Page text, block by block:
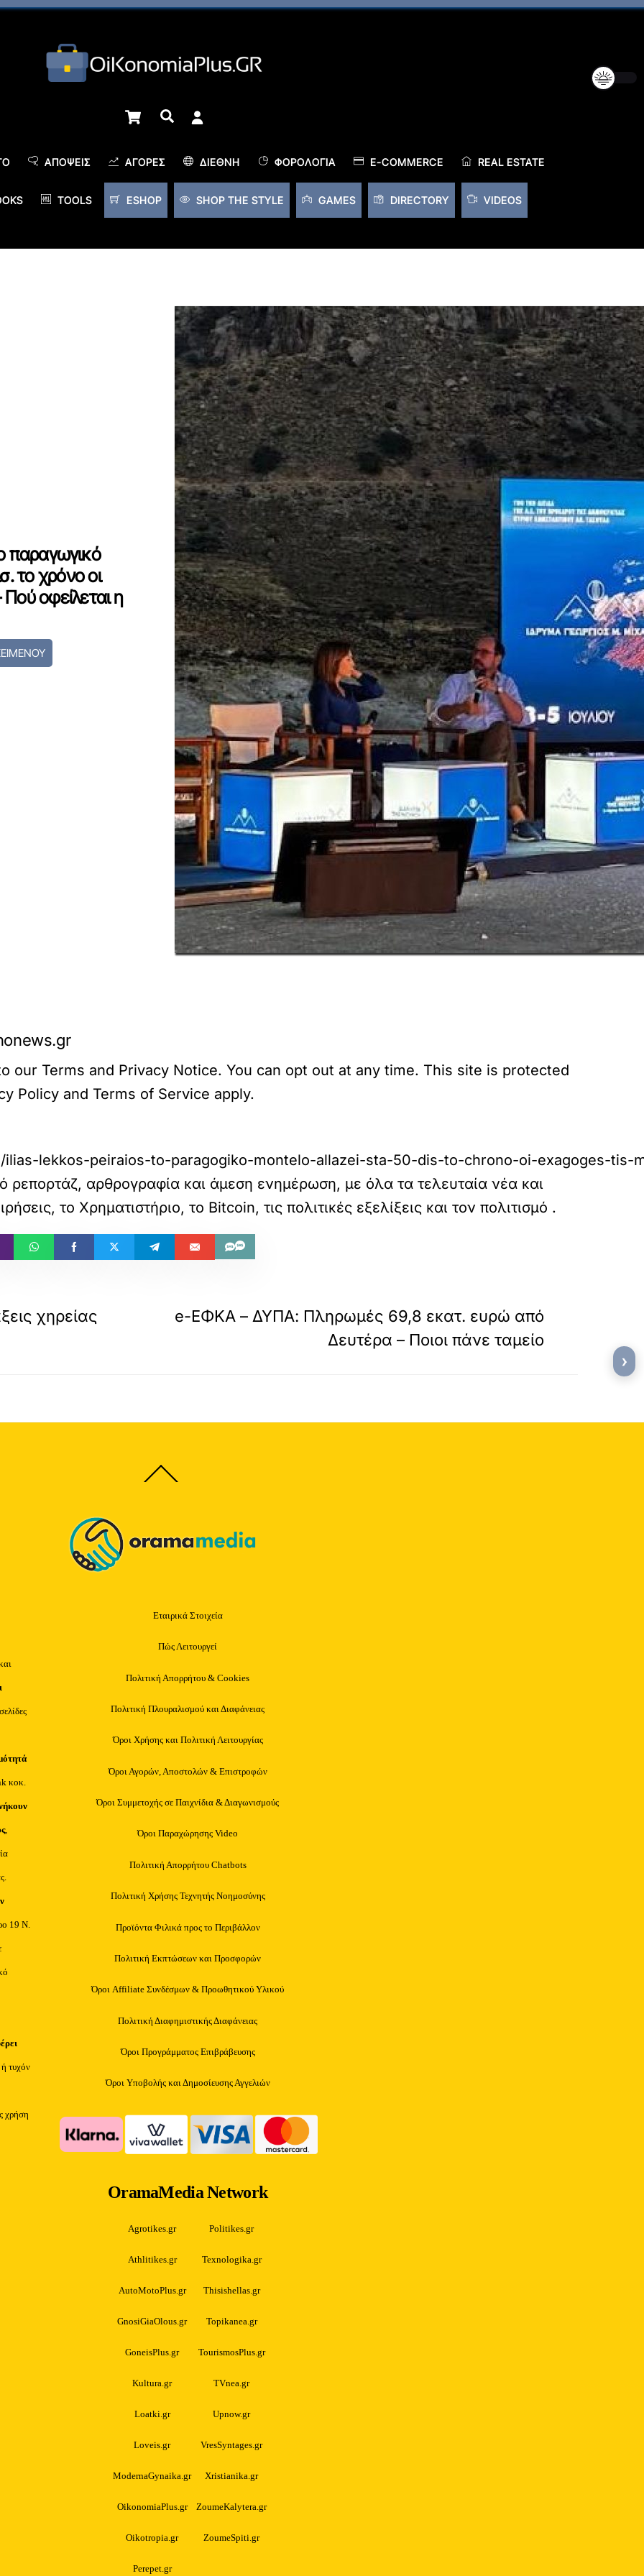
Cart Αναζήτηση
ΑΠΌΨΕΙΣ ΑΓΟΡΈΣ ΔΙΕΘΝΉ ΦΟΡΟΛΟΓΊΑ E-COMMERCE REAL ESTATE
TOOLS ESHOP SHOP THE STYLE GAMES DIRECTORY VIDEOS
παραγωγικό
το χρόνο οι
οφείλεται η
our Terms and Privacy Notice. You can opt out at any time. This site is protected
Policy and Terms of Service apply.
ilias-lekkos-peiraios-to-paragogiko-montelo-allazei-sta-50-dis-to-chrono-oi-exagoges-tis-
ρεπορτάζ, αρθρογραφία και άμεση ενημέρωση, με όλα τα τελευταία νέα και
το Χρηματιστήριο, το Bitcoin, τις πολιτικές εξελίξεις και τον πολιτισμό .
χηρείας
e-ΕΦΚΑ – ΔΥΠΑ: Πληρωμές 69,8 εκατ. ευρώ από
Δευτέρα – Ποιοι πάνε ταμείο
Back
To
κοκ.
,
19 Ν.
ή τυχόν
χρήση
Εταιρικά Στοιχεία
Πώς Λειτουργεί
Πολιτική Απορρήτου & Cookies
Πολιτική Πλουραλισμού και Διαφάνειας
Όροι Χρήσης και Πολιτική Λειτουργίας
Όροι Αγορών, Αποστολών & Επιστροφών
Όροι Συμμετοχής σε Παιχνίδια & Διαγωνισμούς
Όροι Παραχώρησης Video
Πολιτική Απορρήτου Chatbots
Πολιτική Χρήσης Τεχνητής Νοημοσύνης
Προϊόντα Φιλικά προς το Περιβάλλον
Πολιτική Εκπτώσεων και Προσφορών
Όροι Affiliate Συνδέσμων & Προωθητικού Υλικού
Πολιτική Διαφημιστικής Διαφάνειας
Όροι Προγράμματος Επιβράβευσης
Όροι Υποβολής και Δημοσίευσης Αγγελιών
OramaMedia Network
Agrotikes.gr Politikes.gr
Athlitikes.gr Texnologika.gr
AutoMotoPlus.gr Thisishellas.gr
GnosiGiaOlous.gr Topikanea.gr
GoneisPlus.gr TourismosPlus.gr
Kultura.gr TVnea.gr
Loatki.gr Upnow.gr
Loveis.gr VresSyntages.gr
ModernaGynaika.gr Xristianika.gr
OikonomiaPlus.gr ZoumeKalytera.gr
Oikotropia.gr ZoumeSpiti.gr
Perepet.gr
›